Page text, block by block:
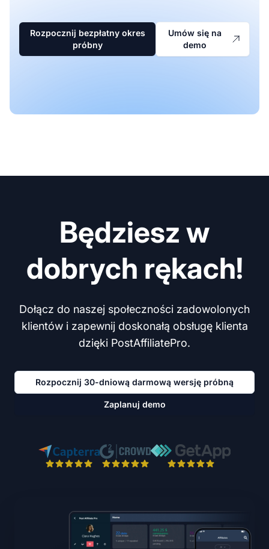
Rozpocznij bezpłatny okres
próbny
Umów się na
demo
Będziesz w
dobrych rękach!
Dołącz do naszej społeczności zadowolonych
klientów i zapewnij doskonałą obsługę klienta
dzięki PostAffiliatePro.
Rozpocznij 30-dniową darmową wersję próbną
Zaplanuj demo